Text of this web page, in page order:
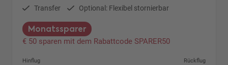
Transfer Optional: Flexibel stornierbar
Monatssparer
€ 50 sparen mit dem Rabattcode SPARER50
Hinflug Rückflug